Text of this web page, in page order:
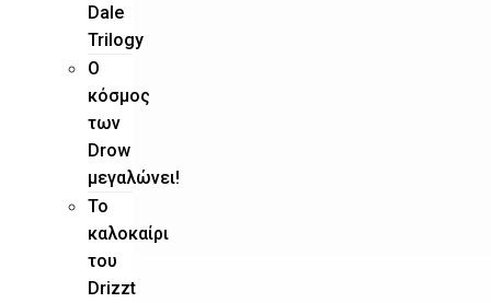
Dale
Trilogy
O
κόσμος
των
Drow
μεγαλώνει!
To
καλοκαίρι
του
Drizzt